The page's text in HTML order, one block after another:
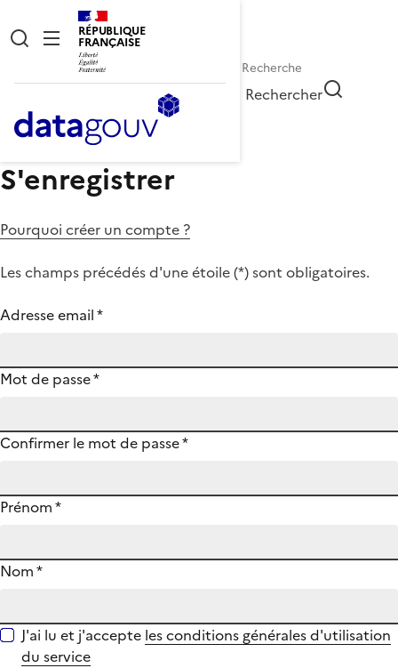
RÉPUBLIQUE
FRANÇAISE
Rechercher
S'enregistrer
Pourquoi créer un compte ?
Les champs précédés d'une étoile (*) sont obligatoires.
Adresse email*
Mot de passe*
Confirmer le mot de passe*
Prénom*
Nom*
J'ai lu et j'accepte les conditions générales d'utilisation
du service